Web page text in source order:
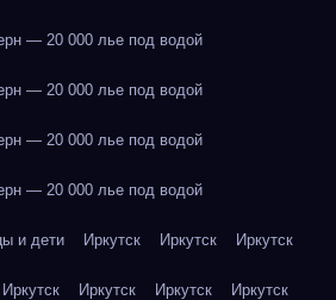
— 20 000 лье под водой
— 20 000 лье под водой
— 20 000 лье под водой
— 20 000 лье под водой
и дети Иркутск Иркутск Иркутск
Иркутск Иркутск Иркутск Иркутск